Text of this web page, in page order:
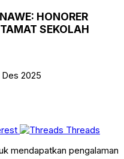
HONORER
SEKOLAH
2025
Threads
mendapatkan pengalaman